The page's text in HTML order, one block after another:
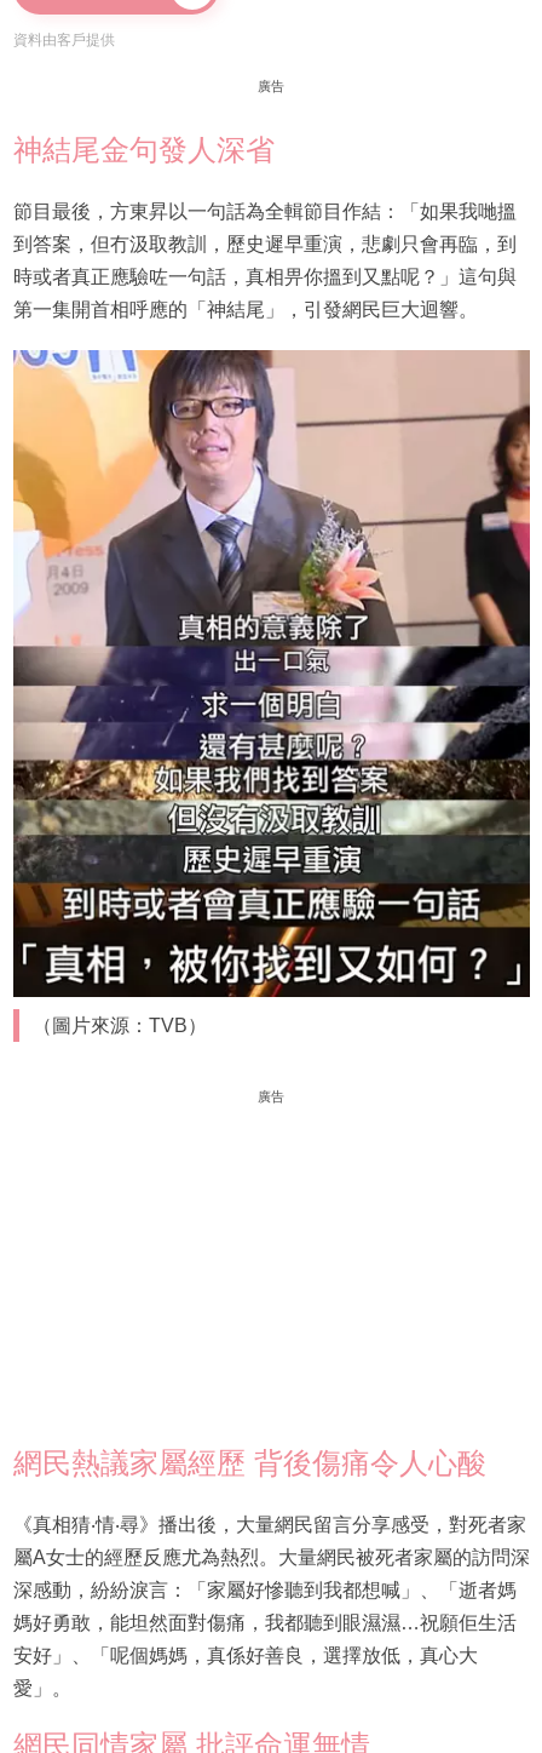
資料由客戶提供
廣告
神結尾金句發人深省
節目最後，方東昇以一句話為全輯節目作結：「如果我哋搵
到答案，但冇汲取教訓，歷史遲早重演，悲劇只會再臨，到
時或者真正應驗咗一句話，真相畀你搵到又點呢？」這句與
第一集開首相呼應的「神結尾」，引發網民巨大迴響。
（圖片來源：TVB）
廣告
網民熱議家屬經歷 背後傷痛令人心酸
《真相猜‧情‧尋》播出後，大量網民留言分享感受，對死者家
屬A女士的經歷反應尤為熱烈。大量網民被死者家屬的訪問深
深感動，紛紛淚言：「家屬好慘聽到我都想喊」、「逝者媽
媽好勇敢，能坦然面對傷痛，我都聽到眼濕濕…祝願佢生活
安好」、「呢個媽媽，真係好善良，選擇放低，真心大
愛」。
網民同情家屬 批評命運無情